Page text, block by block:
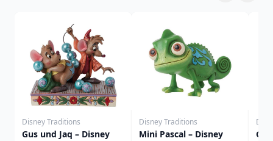
Disney Traditions
Gus und Jaq – Disney
Disney Traditions
Mini Pascal – Disney